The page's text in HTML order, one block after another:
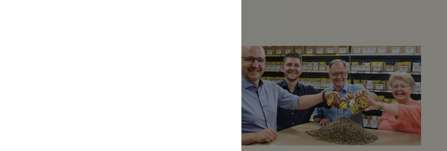
Mai 10% Rabatt,
man eigentlich
im
Für unseren
Wir teilen die
nach der
Herbst stets in der
6. Generation